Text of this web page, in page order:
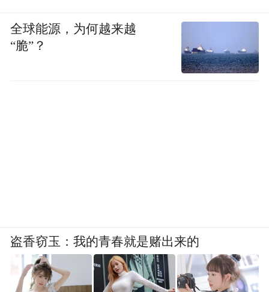
全球能源，为何越来越
“脆”？
盗香窃玉：我的青春就是赌出来的